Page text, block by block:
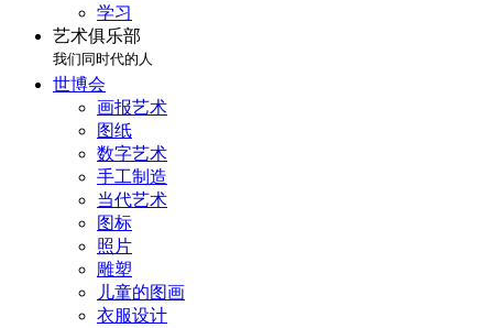
学习
艺术俱乐部
我们同时代的人
世博会
画报艺术
图纸
数字艺术
手工制造
当代艺术
图标
照片
雕塑
儿童的图画
衣服设计